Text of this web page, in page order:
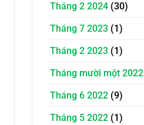
Tháng 2 2024 (30)
Tháng 7 2023 (1)
Tháng 2 2023 (1)
Tháng mười một 2022
Tháng 6 2022 (9)
Tháng 5 2022 (1)